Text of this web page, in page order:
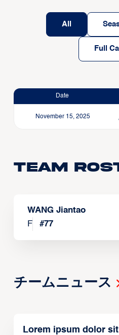
All
Full
Date
November 15, 2025
Team
WANG Jiantao
F
#77
チームニュース
Lorem ipsum dolor